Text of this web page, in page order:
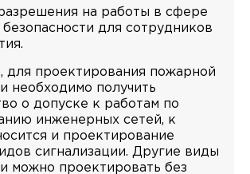
на работы в сфере
для сотрудников
для проектирования пожарной
необходимо получить
о допуске к работам по
инженерных сетей, к
и проектирование
сигнализации. Другие виды
можно проектировать без